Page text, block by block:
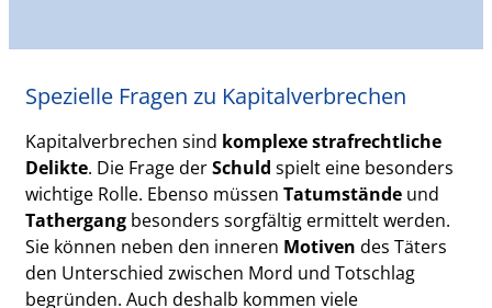
Spezielle Fragen zu Kapitalverbrechen
Kapitalverbrechen sind komplexe strafrechtliche
Delikte. Die Frage derSchuld spielt eine besonders
wichtige Rolle. Ebenso müssenTatumstände und
Tathergang besonders sorgfältig ermittelt werden.
Sie können neben den inneren Motiven des Täters
den Unterschied zwischen Mord und Totschlag
begründen. Auch deshalb kommen viele